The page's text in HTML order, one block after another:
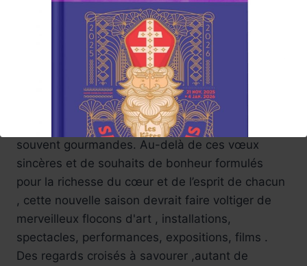
2026 , une nouvelle année propice à rêver..la
culture va réjouir toutes,nos papilles de l’esprit
.Lumières en Arts offrira ainsi un regard tout en
passion authentique rythmé par de nombreux
coups de cœur Culturels . L’équipe du magazine
dessinera des escales en Arts conviviales et
souvent gourmandes. Au-delà de ces vœux
sincères et de souhaits de bonheur formulés
pour la richesse du cœur et de l’esprit de chacun
, cette nouvelle saison devrait faire voltiger de
merveilleux flocons d'art , installations,
spectacles, performances, expositions, films .
Des regards croisés à savourer ,autant de